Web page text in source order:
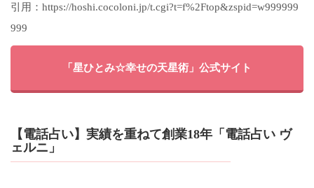
引用：https://hoshi.cocoloni.jp/t.cgi?t=f%2Ftop&zspid=w999999
999
「星ひとみ☆幸せの天星術」公式サイト
【電話占い】実績を重ねて創業18年「電話占い ヴ
ェルニ」